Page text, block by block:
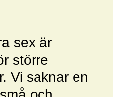
sex är
större
Vi saknar en